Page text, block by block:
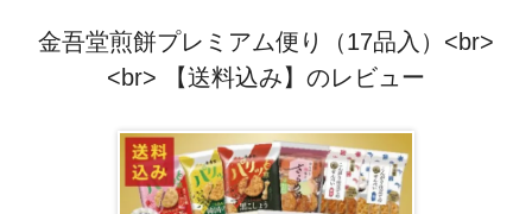
金吾堂煎餅プレミアム便り（17品入）<br>
<br> 【送料込み】のレビュー